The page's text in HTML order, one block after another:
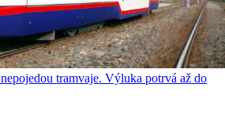
tramvaje. Výluka potrvá až do